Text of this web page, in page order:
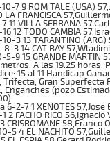
7 9 ROM TALE (USA)
FRANCISCA
VILLA SERRANA
12 TODO CAMBIA
3 13 TARANTINO (ARG)
3 14 CAT BAY
9 15 GRANDE MARTIN
metros. A las 19:25 horas.
15 al 11 Handicap
Trifecta, Gran Superfecta
Enganches (pozo
2-7 1 XENOTES 57,Jose
2 FACHO RICO 56,Ignacio
58,Franco
5 4 EL NACHITO